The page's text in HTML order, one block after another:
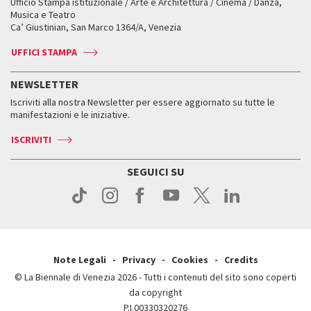
Servizi al pubblico
Come raggiungerci
Press
Orari e sedi
Accrediti
Come raggiungerci
Orari e sedi
Biglietti
Accrediti
Come raggiungerci
Contatti
Press
Servizi al pubblico
Come raggiungerci
Press
Leone d’oro alla carriera
Leone d’argento
Edizioni passate
Orari e sedi
Biglietti
Servizi al pubblico
Come raggiungerci
Contatti
Fondi e Collezioni
Biennale College ASAC
ASAC DATI
Storia
Orari e sedi
Musica e Teatro
Ca’ Giustinian, San Marco 1364/A, Venezia
UFFICI STAMPA
NEWSLETTER
Iscriviti alla nostra Newsletter per essere aggiornato su tutte le
manifestazioni e le iniziative.
ISCRIVITI
SEGUICI SU
Note Legali Privacy Cookies
Credits
© La Biennale di Venezia 2026 - Tutti i contenuti del sito sono coperti
da copyright
P.I.00330320276